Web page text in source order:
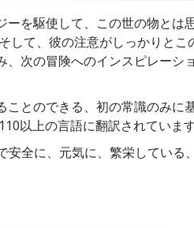
を駆使して、この世の物とは
して、彼の注意がしっかりとこ
、次の冒険へのインスピレーシ
ことのできる、初の常識のみに
以上の言語に翻訳されています
安全に、元気に、繁栄している